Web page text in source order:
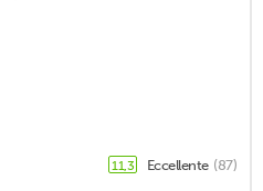
11,3 Eccellente (87)